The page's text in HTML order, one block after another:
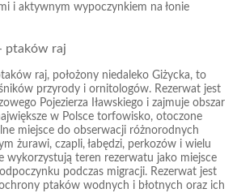
i aktywnym wypoczynkiem na łonie
ptaków raj
raj, położony niedaleko Giżycka, to
przyrody i ornitologów. Rezerwat jest
Pojezierza Iławskiego i zajmuje obszar
w Polsce torfowisko, otoczone
miejsce do obserwacji różnorodnych
żurawi, czapli, łabędzi, perkozów i wielu
wykorzystują teren rezerwatu jako miejsce
podczas migracji. Rezerwat jest
ptaków wodnych i błotnych oraz ich